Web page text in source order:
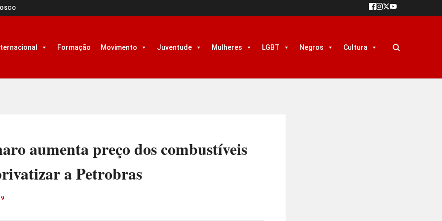
Formação Movimento Juventude Mulheres LGBT Negros Cultura
aumenta preço dos combustíveis
a Petrobras